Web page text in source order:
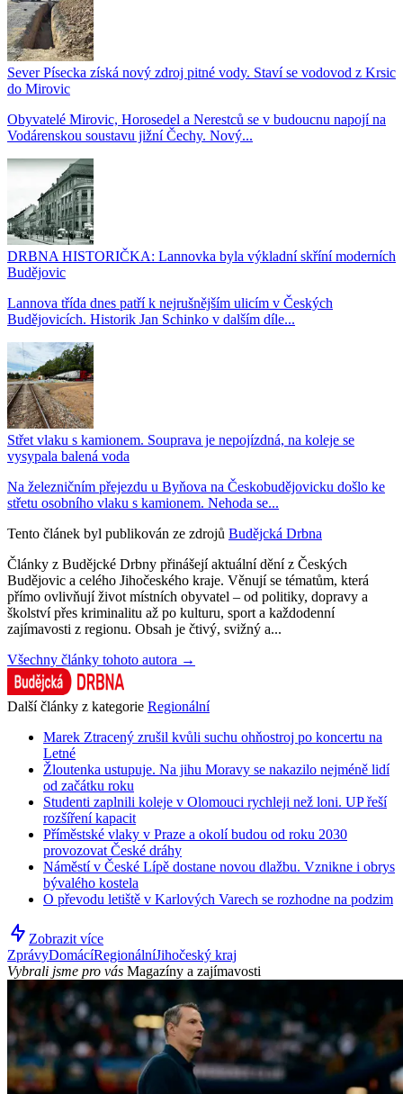
Sever Písecka získá nový zdroj pitné vody. Staví se vodovod z Krsic
do Mirovic
Obyvatelé Mirovic, Horosedel a Nerestců se v budoucnu napojí na
Vodárenskou soustavu jižní Čechy. Nový...
DRBNA HISTORIČKA: Lannovka byla výkladní skříní moderních
Budějovic
Lannova třída dnes patří k nejrušnějším ulicím v Českých
Budějovicích. Historik Jan Schinko v dalším díle...
Střet vlaku s kamionem. Souprava je nepojízdná, na koleje se
vysypala balená voda
Na železničním přejezdu u Byňova na Českobudějovicku došlo ke
střetu osobního vlaku s kamionem. Nehoda se...
Tento článek byl publikován ze zdrojů Budějcká Drbna
Články z Budějcké Drbny přinášejí aktuální dění z Českých
Budějovic a celého Jihočeského kraje. Věnují se tématům, která
přímo ovlivňují život místních obyvatel – od politiky, dopravy a
školství přes kriminalitu až po kulturu, sport a každodenní
zajímavosti z regionu. Obsah je čtivý, svižný a...
Všechny články tohoto autora →
Další články z kategorie Regionální
Marek Ztracený zrušil kvůli suchu ohňostroj po koncertu na
Letné
Žloutenka ustupuje. Na jihu Moravy se nakazilo nejméně lidí
od začátku roku
Studenti zaplnili koleje v Olomouci rychleji než loni. UP řeší
rozšíření kapacit
Příměstské vlaky v Praze a okolí budou od roku 2030
provozovat České dráhy
Náměstí v České Lípě dostane novou dlažbu. Vznikne i obrys
bývalého kostela
O převodu letiště v Karlových Varech se rozhodne na podzim
Zobrazit více
ZprávyDomácíRegionálníJihočeský kraj
Vybrali jsme pro vás Magazíny a zajímavosti